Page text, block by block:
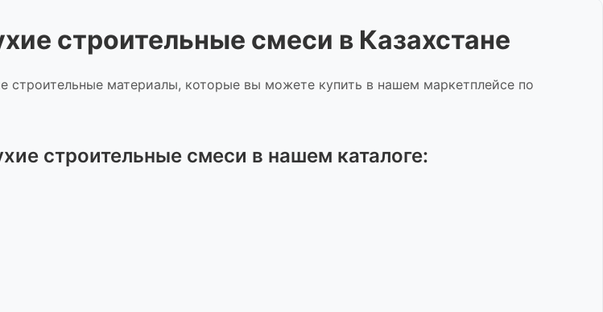
строительные смеси в Казахстане
строительные материалы, которые вы можете купить в нашем маркетплейсе по
строительные смеси в нашем каталоге: